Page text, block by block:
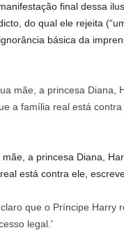
final dessa
do qual ele rejeita
básica da
mãe, a princesa Diana,
está contra ele,